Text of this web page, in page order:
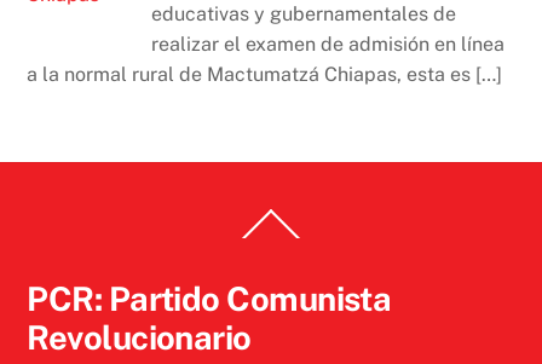
educativas y gubernamentales de
realizar el examen de admisión en línea
a la normal rural de Mactumatzá Chiapas, esta es […]
To
PCR: Partido Comunista
Revolucionario